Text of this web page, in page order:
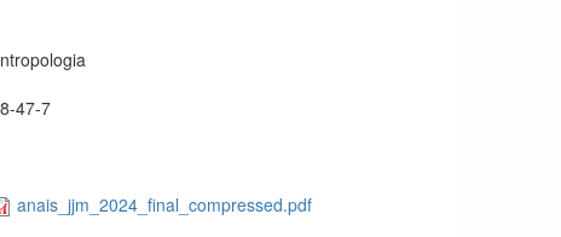
47-7
anais_jjm_2024_final_compressed.pdf